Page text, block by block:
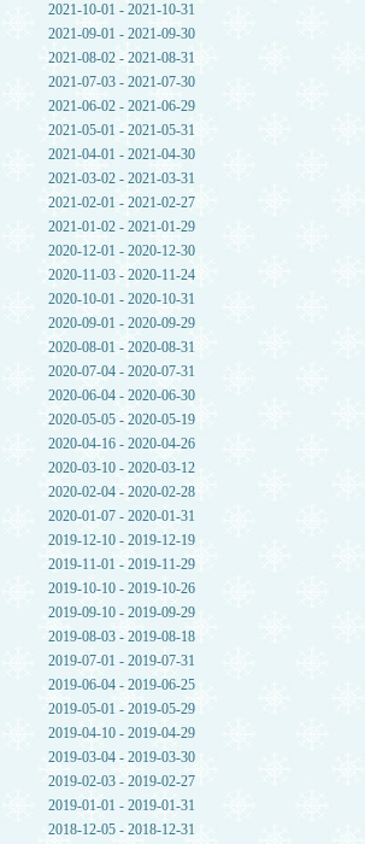
2021-10-01 - 2021-10-31
2021-09-01 - 2021-09-30
2021-08-02 - 2021-08-31
2021-07-03 - 2021-07-30
2021-06-02 - 2021-06-29
2021-05-01 - 2021-05-31
2021-04-01 - 2021-04-30
2021-03-02 - 2021-03-31
2021-02-01 - 2021-02-27
2021-01-02 - 2021-01-29
2020-12-01 - 2020-12-30
2020-11-03 - 2020-11-24
2020-10-01 - 2020-10-31
2020-09-01 - 2020-09-29
2020-08-01 - 2020-08-31
2020-07-04 - 2020-07-31
2020-06-04 - 2020-06-30
2020-05-05 - 2020-05-19
2020-04-16 - 2020-04-26
2020-03-10 - 2020-03-12
2020-02-04 - 2020-02-28
2020-01-07 - 2020-01-31
2019-12-10 - 2019-12-19
2019-11-01 - 2019-11-29
2019-10-10 - 2019-10-26
2019-09-10 - 2019-09-29
2019-08-03 - 2019-08-18
2019-07-01 - 2019-07-31
2019-06-04 - 2019-06-25
2019-05-01 - 2019-05-29
2019-04-10 - 2019-04-29
2019-03-04 - 2019-03-30
2019-02-03 - 2019-02-27
2019-01-01 - 2019-01-31
2018-12-05 - 2018-12-31